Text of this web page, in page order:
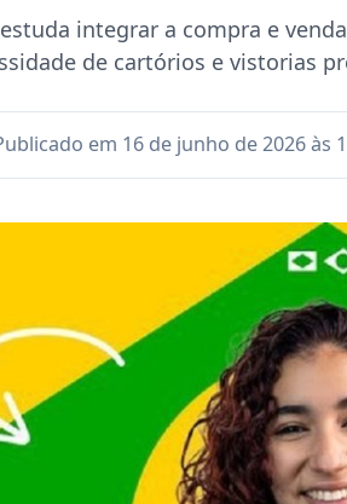
integrar a compra e
de cartórios e vistorias
em 16 de junho de 2026 às